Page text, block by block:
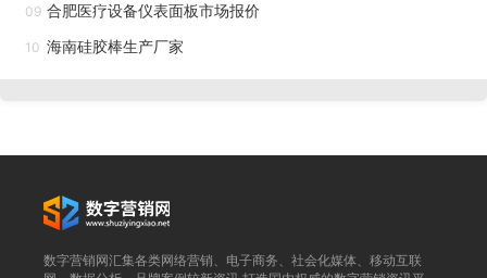
圈和法兰表面的损伤，保护密封圈的完整性。扭力扳手可确保
保证密封的均匀性。对于大直径密封圈，可能需要多人配合或
09 合肥医疗设备仪表面板市场报价
10 海南硅胶棒生产厂家
数字营销网汇集各类网络营销、电子商务、社会化媒体、移动互联